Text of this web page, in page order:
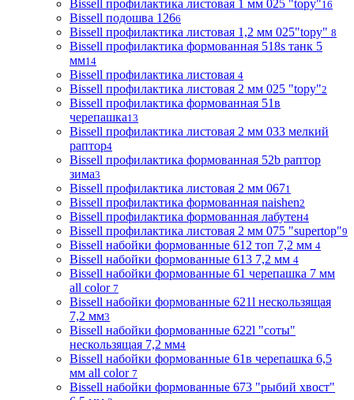
Bissell профилактика листовая 1 мм 025 "topy"16
Bissell подошва 1266
Bissell профилактика листовая 1,2 мм 025"topy" 8
Bissell профилактика формованная 518s танк 5
мм14
Bissell профилактика листовая 4
Bissell профилактика листовая 2 мм 025 "topy"2
Bissell профилактика формованная 51в
черепашка13
Bissell профилактика листовая 2 мм 033 мелкий
раптор4
Bissell профилактика формованная 52b раптор
зима3
Bissell профилактика листовая 2 мм 0671
Bissell профилактика формованная naishen2
Bissell профилактика формованная лабутен4
Bissell профилактика листовая 2 мм 075 "supertop"9
Bissell набойки формованные 612 топ 7,2 мм 4
Bissell набойки формованные 613 7,2 мм 4
Bissell набойки формованные 61 черепашка 7 мм
all color 7
Bissell набойки формованные 621l нескользящая
7,2 мм3
Bissell набойки формованные 622l "соты"
нескользящая 7,2 мм4
Bissell набойки формованные 61в черепашка 6,5
мм all color 7
Bissell набойки формованные 673 "рыбий хвост"